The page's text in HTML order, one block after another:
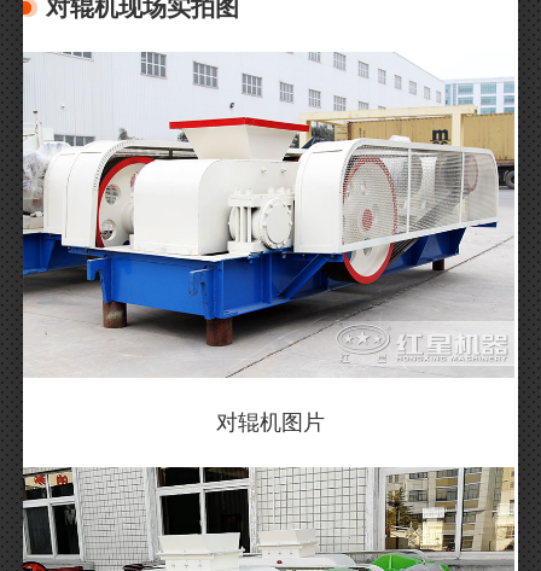
对辊机现场实拍图
对辊机图片